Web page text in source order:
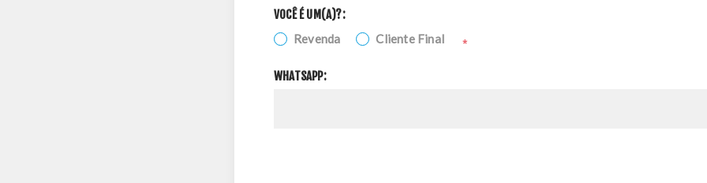
VOCÊ É UM(A)?:
Revenda Cliente Final *
WHATSAPP: